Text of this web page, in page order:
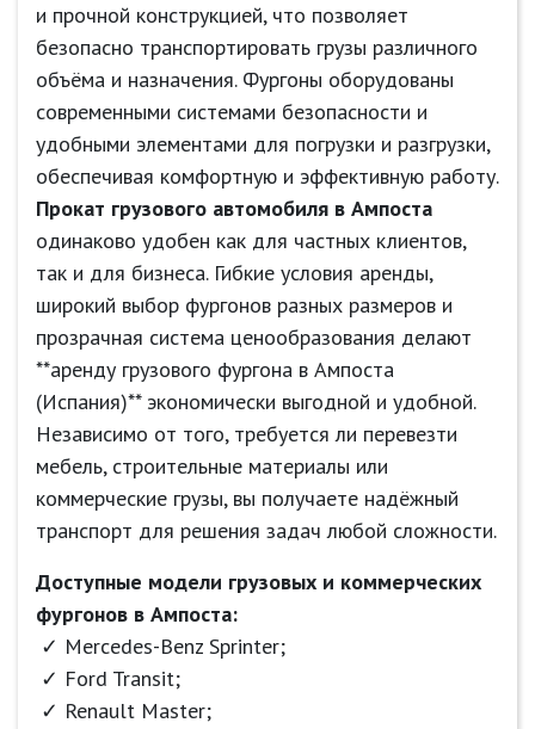
и прочной конструкцией, что позволяет
безопасно транспортировать грузы различного
объёма и назначения. Фургоны оборудованы
современными системами безопасности и
удобными элементами для погрузки и разгрузки,
обеспечивая комфортную и эффективную работу.
Прокат грузового автомобиля в Ампоста
одинаково удобен как для частных клиентов,
так и для бизнеса. Гибкие условия аренды,
широкий выбор фургонов разных размеров и
прозрачная система ценообразования делают
**аренду грузового фургона в Ампоста
(Испания)** экономически выгодной и удобной.
Независимо от того, требуется ли перевезти
мебель, строительные материалы или
коммерческие грузы, вы получаете надёжный
транспорт для решения задач любой сложности.
Доступные модели грузовых и коммерческих
фургонов в Ампоста:
Mercedes-Benz Sprinter;
Ford Transit;
Renault Master;